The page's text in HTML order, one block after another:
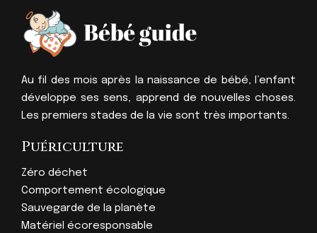
Au fil des mois après la naissance de bébé, l’enfant
développe ses sens, apprend de nouvelles choses.
Les premiers stades de la vie sont très importants.
Puériculture
Zéro déchet
Comportement écologique
Sauvegarde de la planète
Matériel écoresponsable